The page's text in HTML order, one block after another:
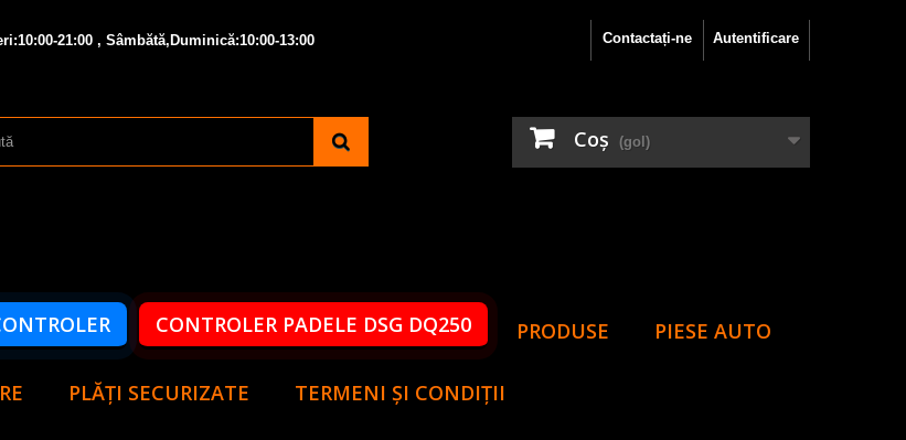
Autentificare
Contactați-ne
21:00 , Sâmbătă,Duminică:10:00-13:00
Coş (gol)
CONTROLER PADELE DSG DQ250 PRODUSE PIESE AUTO
PLĂȚI SECURIZATE TERMENI ȘI CONDIȚII